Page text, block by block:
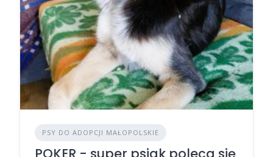
PSY DO ADOPCJI MAŁOPOLSKIE